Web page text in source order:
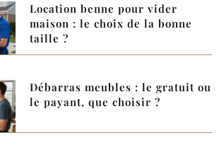
Location benne pour vider
maison : le choix de la bonne
taille ?
Débarras meubles : le gratuit ou
le payant, que choisir ?